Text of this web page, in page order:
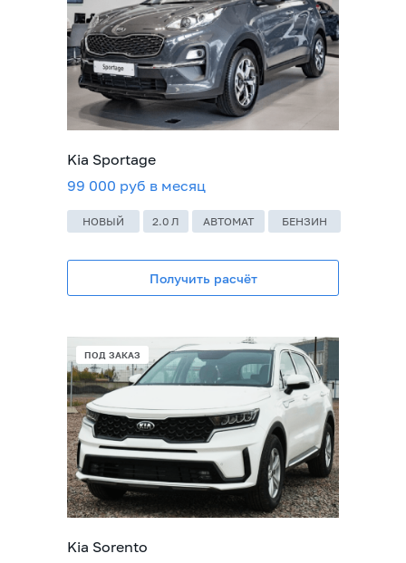
Kia Sportage
99 000 руб в месяц
Kia Sorento
Получить расчёт
2.0 Л АВТОМАТ БЕНЗИН
НОВЫЙ
ПОД ЗАКАЗ